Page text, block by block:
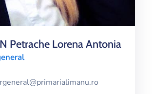
Petrache Lorena Antonia